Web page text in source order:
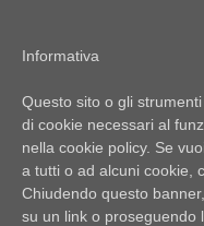
Italia Notizie
Giornale di
Giornale di
Il
in Puglia
Informativa
Questo sito o gli
di cookie necessari al
nella cookie policy. Se
a tutti o ad alcuni cookie,
Chiudendo questo
su un link o proseguendo